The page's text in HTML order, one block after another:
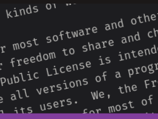
i
Otwartego
Oprogramowania